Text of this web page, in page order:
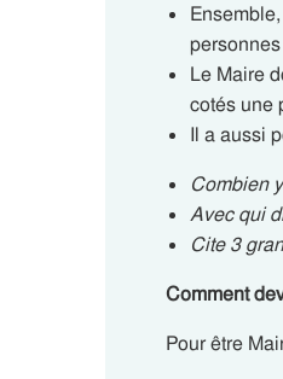
Le Maire
cotés une
Il a aussi
Combien
Avec qui
Cite 3
Comment
Pour être